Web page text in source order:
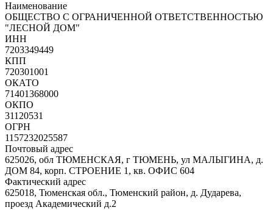
Наименование
ОБЩЕСТВО С ОГРАНИЧЕННОЙ ОТВЕТСТВЕННОСТЬЮ
"ЛЕСНОЙ ДОМ"
ИНН
7203349449
КПП
720301001
ОКАТО
71401368000
ОКПО
31120531
ОГРН
1157232025587
Почтовый адрес
625026, обл ТЮМЕНСКАЯ, г ТЮМЕНЬ, ул МАЛЫГИНА, д.
ДОМ 84, корп. СТРОЕНИЕ 1, кв. ОФИС 604
Фактический адрес
625018, Тюменская обл., Тюменский район, д. Дударева,
проезд Академический д.2